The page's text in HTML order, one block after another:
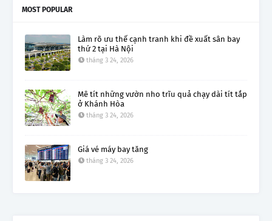
MOST POPULAR
Làm rõ ưu thế cạnh tranh khi đề xuất sân bay
thứ 2 tại Hà Nội
tháng 3 24, 2026
Mê tít những vườn nho trĩu quả chạy dài tít tắp
ở Khánh Hòa
tháng 3 24, 2026
Giá vé máy bay tăng
tháng 3 24, 2026